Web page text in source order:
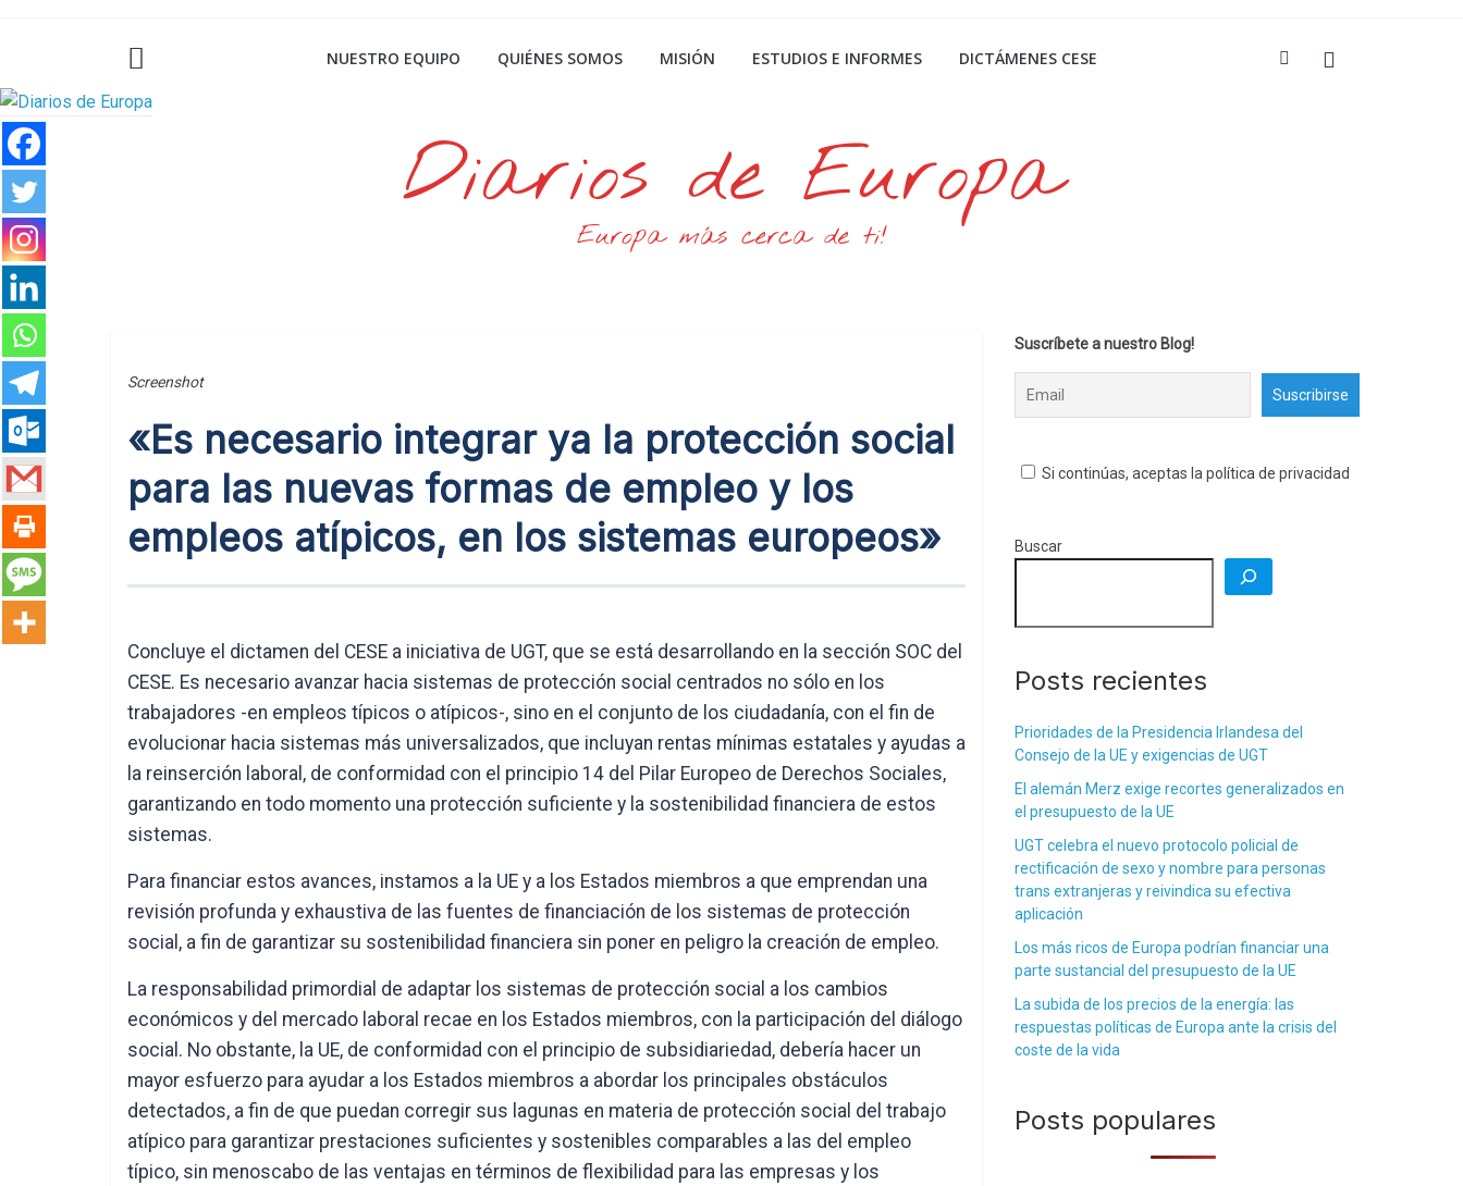
NUESTRO EQUIPO QUIÉNES SOMOS MISIÓN ESTUDIOS E INFORMES DICTÁMENES CESE
Diarios de Europa
Europa más cerca de ti!
Screenshot
«Es necesario integrar ya la protección social
para las nuevas formas de empleo y los
empleos atípicos, en los sistemas europeos»
Concluye el dictamen del CESE a iniciativa de UGT, que se está desarrollando en la sección SOC del
CESE. Es necesario avanzar hacia sistemas de protección social centrados no sólo en los
trabajadores -en empleos típicos o atípicos-, sino en el conjunto de los ciudadanía, con el fin de
evolucionar hacia sistemas más universalizados, que incluyan rentas mínimas estatales y ayudas a
la reinserción laboral, de conformidad con el principio 14 del Pilar Europeo de Derechos Sociales,
garantizando en todo momento una protección suficiente y la sostenibilidad financiera de estos
sistemas.
Para financiar estos avances, instamos a la UE y a los Estados miembros a que emprendan una
revisión profunda y exhaustiva de las fuentes de financiación de los sistemas de protección
social, a fin de garantizar su sostenibilidad financiera sin poner en peligro la creación de empleo.
La responsabilidad primordial de adaptar los sistemas de protección social a los cambios
económicos y del mercado laboral recae en los Estados miembros, con la participación del diálogo
social. No obstante, la UE, de conformidad con el principio de subsidiariedad, debería hacer un
mayor esfuerzo para ayudar a los Estados miembros a abordar los principales obstáculos
detectados, a fin de que puedan corregir sus lagunas en materia de protección social del trabajo
atípico para garantizar prestaciones suficientes y sostenibles comparables a las del empleo
típico, sin menoscabo de las ventajas en términos de flexibilidad para las empresas y los
Suscríbete a nuestro Blog!
Si continúas, aceptas la política de privacidad
Buscar
Posts recientes
Prioridades de la Presidencia Irlandesa del
Consejo de la UE y exigencias de UGT
El alemán Merz exige recortes generalizados en
el presupuesto de la UE
UGT celebra el nuevo protocolo policial de
rectificación de sexo y nombre para personas
trans extranjeras y reivindica su efectiva
aplicación
Los más ricos de Europa podrían financiar una
parte sustancial del presupuesto de la UE
La subida de los precios de la energía: las
respuestas políticas de Europa ante la crisis del
coste de la vida
Posts populares